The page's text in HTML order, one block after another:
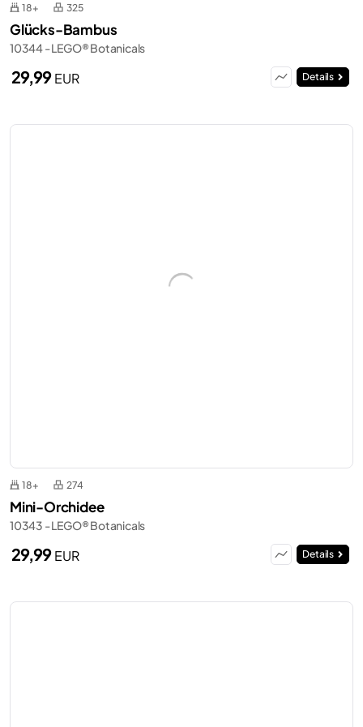
18+ 325
Glücks-Bambus
10344 - LEGO® Botanicals
29,99EUR Details
18+ 274
Mini-Orchidee
10343 - LEGO® Botanicals
29,99EUR Details